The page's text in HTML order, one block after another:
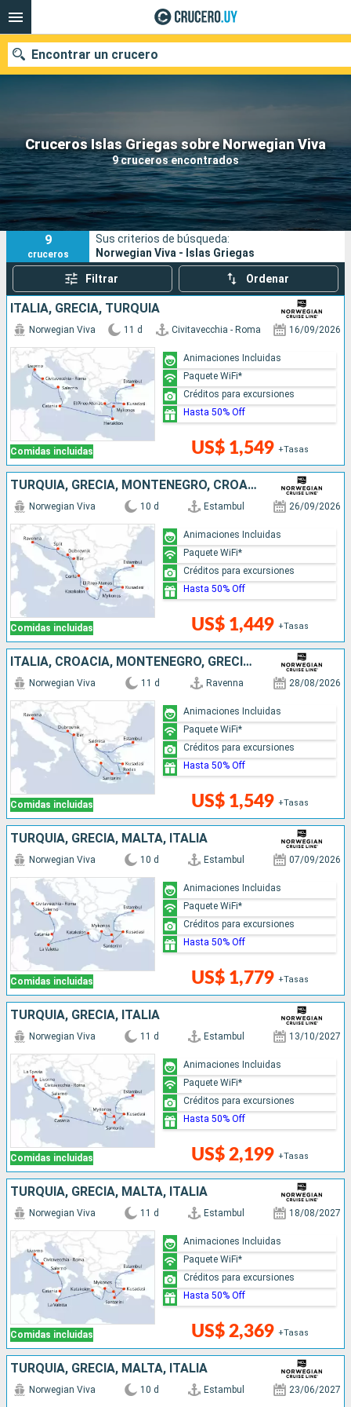
Cruceros Islas Griegas sobre Norwegian Viva
9 cruceros encontrados
Encontrar un crucero
Nuestros destinos
Fecha de salida
Puertos Compañías
Buscar
9
cruceros
Sus criterios de búsqueda:
Norwegian Viva - Islas Griegas
Filtrar Ordenar
ITALIA, GRECIA, TURQUÍA
Comidas incluidas
Norwegian Viva 11 d Civitavecchia - Roma 16/09/2026
US$ 1,549 +Tasas
Animaciones Incluidas
Paquete WiFi*
Créditos para excursiones
Hasta 50% Off
TURQUÍA, GRECIA, MONTENEGRO, CROACIA, ITALIA
Comidas incluidas
Norwegian Viva 10 d Estambul 26/09/2026
US$ 1,449 +Tasas
Animaciones Incluidas
Paquete WiFi*
Créditos para excursiones
Hasta 50% Off
ITALIA, CROACIA, MONTENEGRO, GRECIA, TURQUÍA
Comidas incluidas
Norwegian Viva 11 d Ravenna 28/08/2026
US$ 1,549 +Tasas
Animaciones Incluidas
Paquete WiFi*
Créditos para excursiones
Hasta 50% Off
TURQUÍA, GRECIA, MALTA, ITALIA
Comidas incluidas
Norwegian Viva 10 d Estambul 07/09/2026
US$ 1,779 +Tasas
Animaciones Incluidas
Paquete WiFi*
Créditos para excursiones
Hasta 50% Off
TURQUÍA, GRECIA, ITALIA
Comidas incluidas
Norwegian Viva 11 d Estambul 13/10/2027
US$ 2,199 +Tasas
Animaciones Incluidas
Paquete WiFi*
Créditos para excursiones
Hasta 50% Off
TURQUÍA, GRECIA, MALTA, ITALIA
Comidas incluidas
Norwegian Viva 11 d Estambul 18/08/2027
US$ 2,369 +Tasas
Animaciones Incluidas
Paquete WiFi*
Créditos para excursiones
Hasta 50% Off
TURQUÍA, GRECIA, MALTA, ITALIA
Norwegian Viva 10 d Estambul 23/06/2027